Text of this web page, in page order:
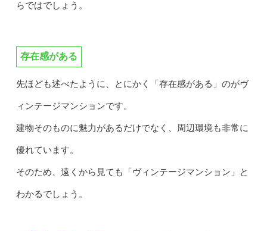
らではでしょう。
存在感がある
先ほども述べたように、とにかく「存在感がある」のがヴ
ィンテージマンションです。
建物そのものに魅力があるだけでなく、周辺環境も非常に
優れています。
そのため、遠くから見ても「ヴィンテージマンション」と
わかるでしょう。